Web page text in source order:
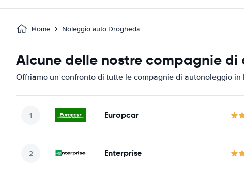
Home Noleggio auto Drogheda
Alcune delle nostre compagnie
Offriamo un confronto di tutte le compagnie di autonoleggio in
Europcar
Enterprise